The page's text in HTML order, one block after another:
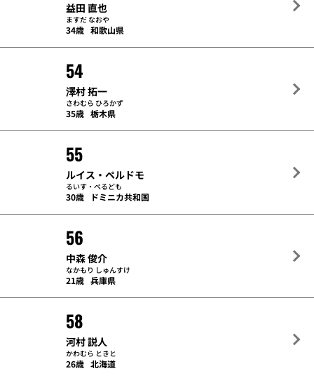
益田 直也
ますだ なおや
34歳 和歌山県
54
澤村 拓一
さわむら ひろかず
35歳 栃木県
55
ルイス・ペルドモ
るいす・ぺるども
30歳 ドミニカ共和国
56
中森 俊介
なかもり しゅんすけ
21歳 兵庫県
58
河村 説人
かわむら ときと
26歳 北海道